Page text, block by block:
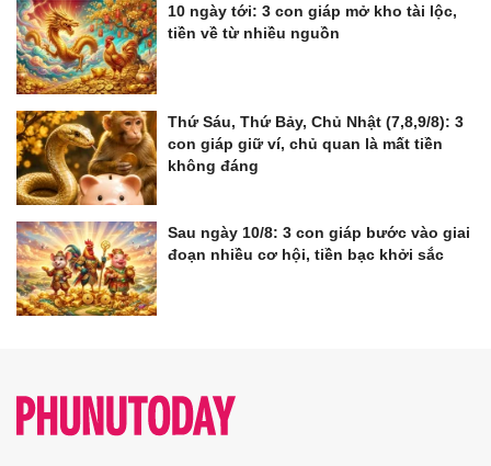
10 ngày tới: 3 con giáp mở kho tài lộc,
tiền về từ nhiều nguồn
Thứ Sáu, Thứ Bảy, Chủ Nhật (7,8,9/8): 3
con giáp giữ ví, chủ quan là mất tiền
không đáng
Sau ngày 10/8: 3 con giáp bước vào giai
đoạn nhiều cơ hội, tiền bạc khởi sắc